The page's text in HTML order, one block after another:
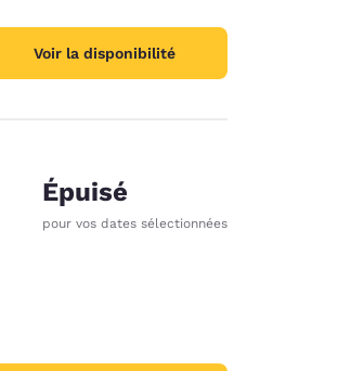
Voir la disponibilité
Épuisé
pour vos dates sélectionnées